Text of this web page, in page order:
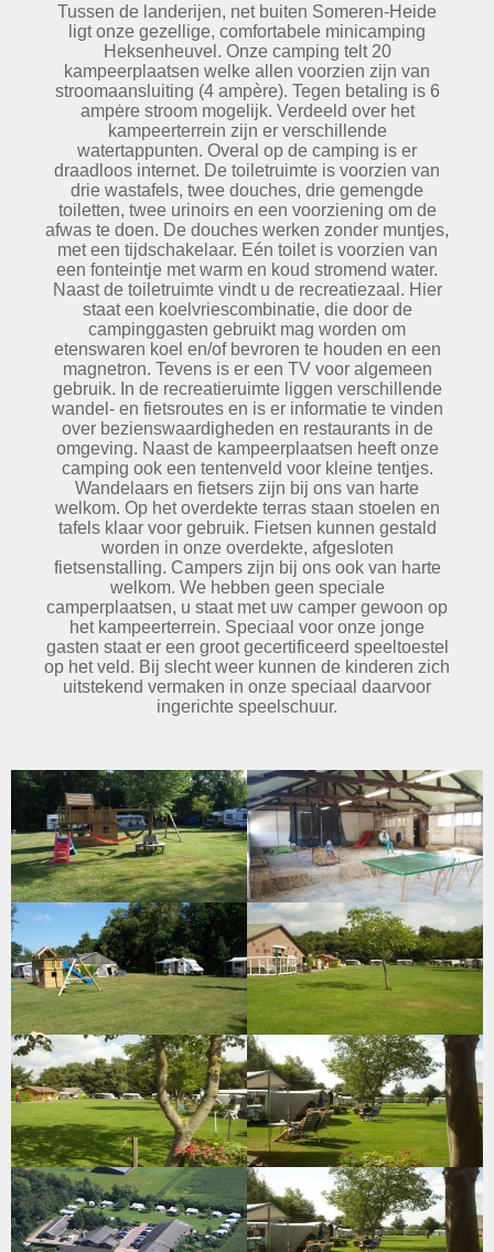
Tussen de landerijen, net buiten Someren-Heide
ligt onze gezellige, comfortabele minicamping
Heksenheuvel. Onze camping telt 20
kampeerplaatsen welke allen voorzien zijn van
stroomaansluiting (4 ampère). Tegen betaling is 6
ampėre stroom mogelijk. Verdeeld over het
kampeerterrein zijn er verschillende
watertappunten. Overal op de camping is er
draadloos internet. De toiletruimte is voorzien van
drie wastafels, twee douches, drie gemengde
toiletten, twee urinoirs en een voorziening om de
afwas te doen. De douches werken zonder muntjes,
met een tijdschakelaar. Eén toilet is voorzien van
een fonteintje met warm en koud stromend water.
Naast de toiletruimte vindt u de recreatiezaal. Hier
staat een koelvriescombinatie, die door de
campinggasten gebruikt mag worden om
etenswaren koel en/of bevroren te houden en een
magnetron. Tevens is er een TV voor algemeen
gebruik. In de recreatieruimte liggen verschillende
wandel- en fietsroutes en is er informatie te vinden
over bezienswaardigheden en restaurants in de
omgeving. Naast de kampeerplaatsen heeft onze
camping ook een tentenveld voor kleine tentjes.
Wandelaars en fietsers zijn bij ons van harte
welkom. Op het overdekte terras staan stoelen en
tafels klaar voor gebruik. Fietsen kunnen gestald
worden in onze overdekte, afgesloten
fietsenstalling. Campers zijn bij ons ook van harte
welkom. We hebben geen speciale
camperplaatsen, u staat met uw camper gewoon op
het kampeerterrein. Speciaal voor onze jonge
gasten staat er een groot gecertificeerd speeltoestel
op het veld. Bij slecht weer kunnen de kinderen zich
uitstekend vermaken in onze speciaal daarvoor
ingerichte speelschuur.